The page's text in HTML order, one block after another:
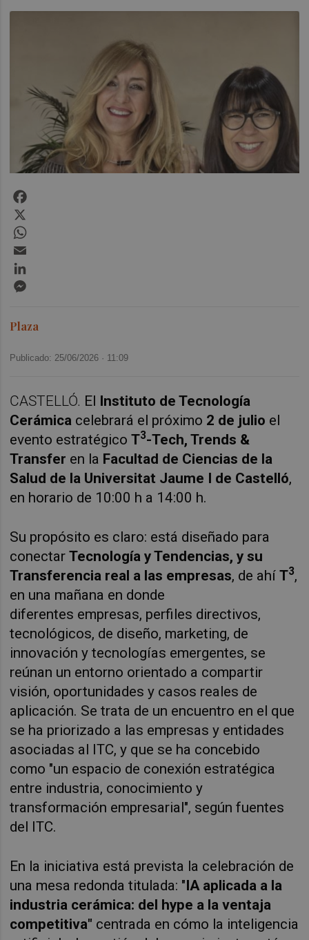
Plaza
Publicado: 25/06/2026 · 11:09
CASTELLÓ. El Instituto de Tecnología
Cerámica celebrará el próximo 2 de julio el
evento estratégicoT3-Tech, Trends &
Transfer en la Facultad de Ciencias de la
Salud de la Universitat Jaume I de Castelló,
en horario de 10:00 h a 14:00 h.
Su propósito es claro: está diseñado para
conectarTecnología y Tendencias, y su
Transferencia real a las empresas, de ahíT3,
en una mañana en donde
diferentes empresas, perfiles directivos,
tecnológicos, de diseño, marketing, de
innovación y tecnologías emergentes, se
reúnan un entorno orientado a compartir
visión, oportunidades y casos reales de
aplicación. Se trata de un encuentro en el que
se ha priorizado a las empresas y entidades
asociadas al ITC, y que se ha concebido
como "un espacio de conexión estratégica
entre industria, conocimiento y
transformación empresarial", según fuentes
del ITC.
En la iniciativa está prevista la celebración de
una mesa redonda titulada: "IA aplicada a la
industria cerámica: del hype a la ventaja
competitiva" centrada en cómo la inteligencia